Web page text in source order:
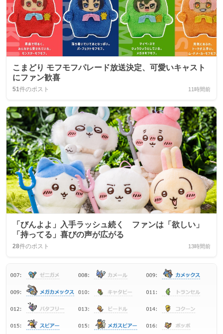
こまどり モフモフパレード放送決定、可愛いキャスト
にファン歓喜
51件のポスト 11時間前
「びんよよ」入手ラッシュ続く ファンは「欲しい」
「持ってる」喜びの声が広がる
28件のポスト 13時間前